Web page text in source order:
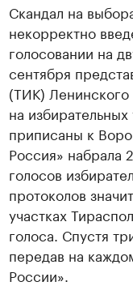
Скандал на
некорректно
голосовании на
сентября
(ТИК) Ленинского
на
приписаны к
Россия» набрала
голосов
протоколов
участках
голоса. Спустя
передав на
России».